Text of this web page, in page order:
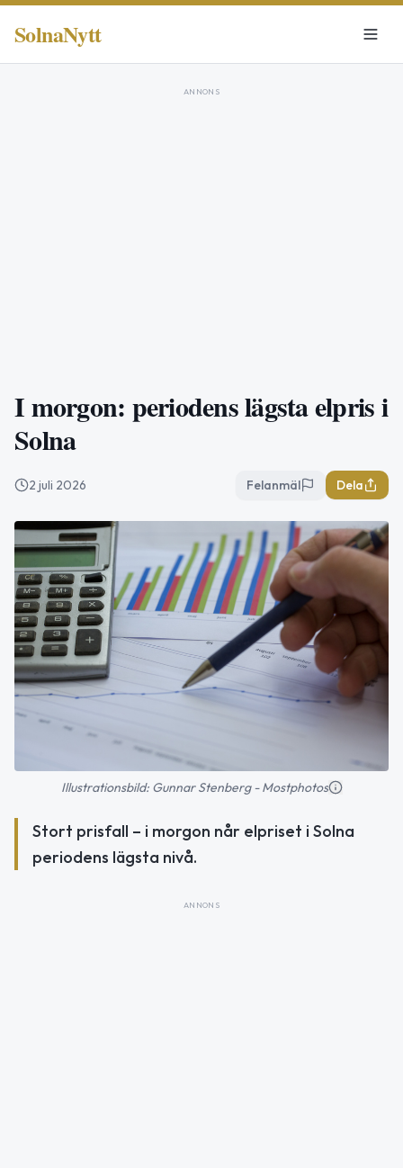
SolnaNytt
ANNONS
I morgon: periodens lägsta elpris i
Solna
2 juli 2026 Felanmäl Dela
Illustrationsbild: Gunnar Stenberg - Mostphotos
Stort prisfall – i morgon når elpriset i Solna
periodens lägsta nivå.
ANNONS